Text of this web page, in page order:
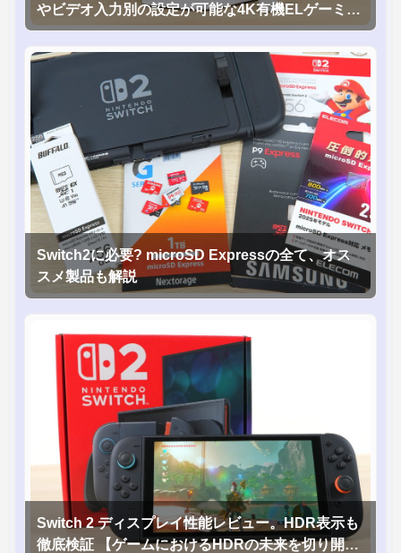
やビデオ入力別の設定が可能な4K有機ELゲーミン
グモニタを徹底検証
Switch2に必要? microSD Expressの全て、オス
スメ製品も解説
Switch 2 ディスプレイ性能レビュー。HDR表示も
徹底検証 【ゲームにおけるHDRの未来を切り開く